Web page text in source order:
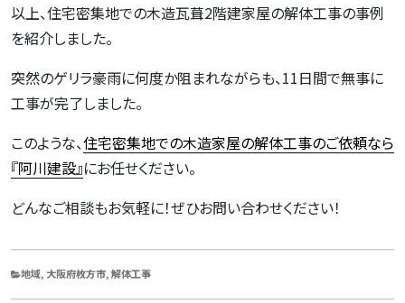
以上、住宅密集地での木造瓦葺2階建家屋の解体工事の事例
を紹介しました。
突然のゲリラ豪雨に何度か阻まれながらも、11日間で無事に
工事が完了しました。
このような、住宅密集地での木造家屋の解体工事のご依頼なら
『阿川建設』にお任せください。
どんなご相談もお気軽に！ぜひお問い合わせください！
CATEGORIES
地域, 大阪府枚方市, 解体工事